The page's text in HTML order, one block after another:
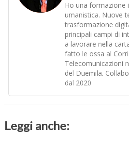
Ho una formazione
umanistica. Nuove
trasformazione
principali campi di
a lavorare nella
fatto le ossa al
Telecomunicazioni
del Duemila.
dal 2020
Leggi anche: